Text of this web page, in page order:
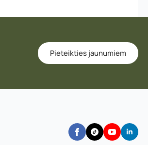
Pieteikties jaunumiem